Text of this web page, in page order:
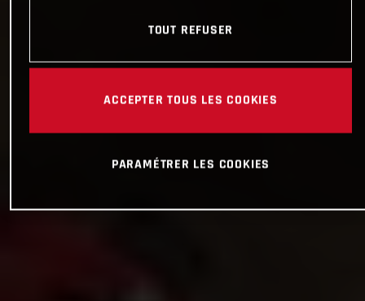
TOUT REFUSER
ACCEPTER TOUS LES COOKIES
PARAMÉTRER LES COOKIES